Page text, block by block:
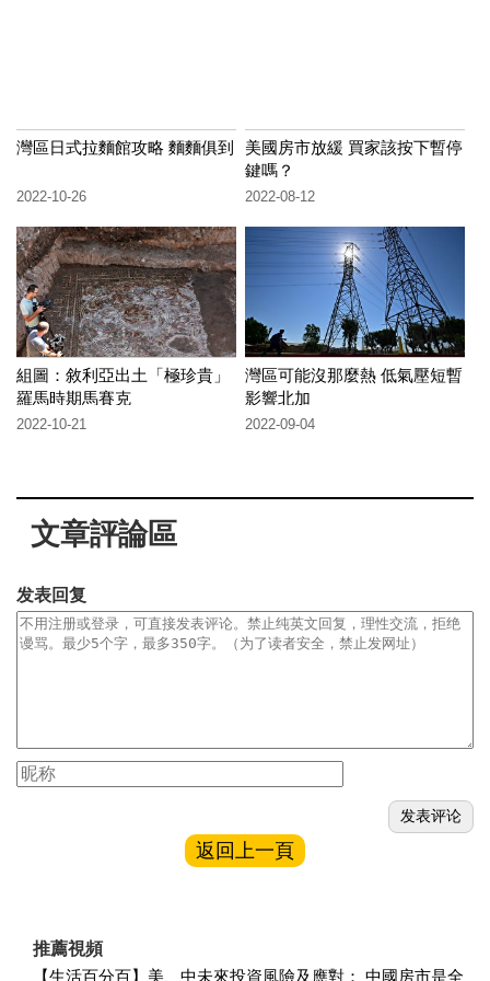
灣區日式拉麵館攻略 麵麵俱到
2022-10-26
美國房市放緩 買家該按下暫停
鍵嗎？
2022-08-12
組圖：敘利亞出土「極珍貴」
羅馬時期馬賽克
2022-10-21
灣區可能沒那麼熱 低氣壓短暫
影響北加
2022-09-04
文章評論區
发表回复
返回上一頁
推薦視頻
【生活百分百】美、中未來投資風險及應對： 中國房市是全